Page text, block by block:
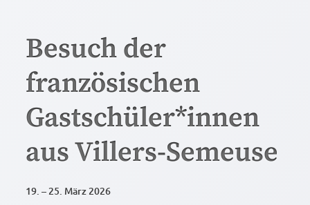
Besuch der
französischen
Gastschüler*innen
aus Villers-Semeuse
19. – 25. März 2026